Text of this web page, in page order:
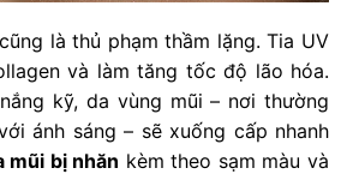
là thủ phạm thầm lặng. Tia UV
và làm tăng tốc độ lão hóa.
kỹ, da vùng mũi – nơi thường
ánh sáng – sẽ xuống cấp nhanh
mũi bị nhăn kèm theo sạm màu và